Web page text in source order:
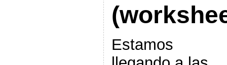
Estamos